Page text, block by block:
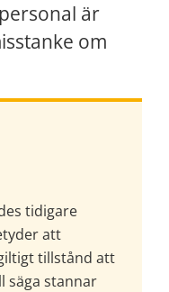
är
om
tidigare
att
tillstånd att
säga stannar